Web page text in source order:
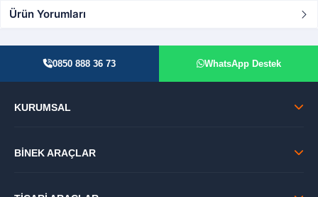
Ürün Yorumları
0850 888 36 73 WhatsApp Destek
KURUMSAL
BİNEK ARAÇLAR